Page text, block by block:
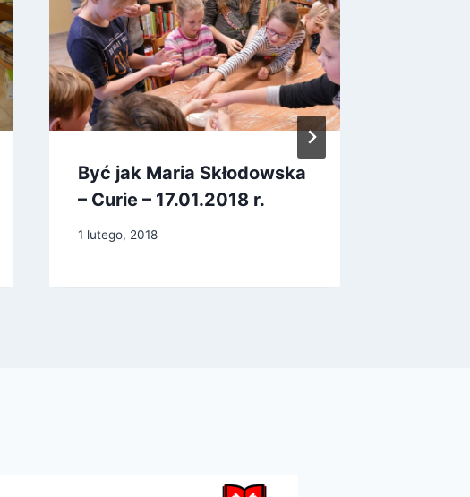
Być jak Maria Skłodowska
– Curie – 17.01.2018 r.
1 lutego, 2018